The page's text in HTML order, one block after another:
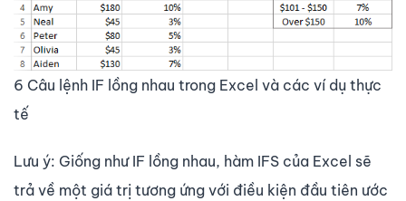
6 Câu lệnh IF lồng nhau trong Excel và các ví dụ thực
tế
Lưu ý: Giống như IF lồng nhau, hàm IFS của Excel sẽ
trả về một giá trị tương ứng với điều kiện đầu tiên ước